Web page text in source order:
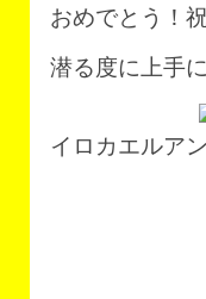
おめでとう！
潜る度に上手
イロカエルア